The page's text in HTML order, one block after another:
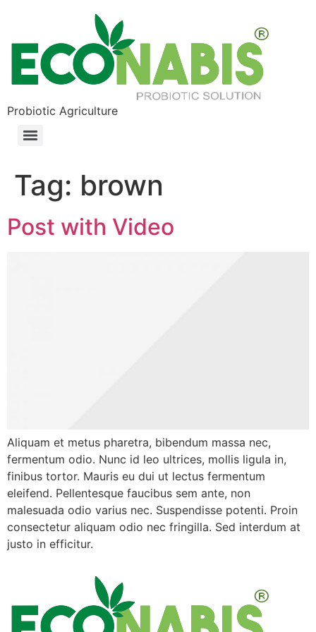
Probiotic Agriculture
Tag: brown
Post with Video
Aliquam et metus pharetra, bibendum massa nec,
fermentum odio. Nunc id leo ultrices, mollis ligula in,
finibus tortor. Mauris eu dui ut lectus fermentum
eleifend. Pellentesque faucibus sem ante, non
malesuada odio varius nec. Suspendisse potenti. Proin
consectetur aliquam odio nec fringilla. Sed interdum at
justo in efficitur.